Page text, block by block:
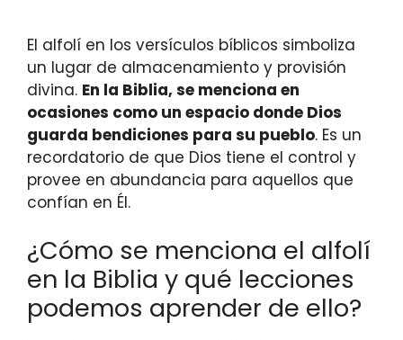
El alfolí en los versículos bíblicos simboliza
un lugar de almacenamiento y provisión
divina. En la Biblia, se menciona en
ocasiones como un espacio donde Dios
guarda bendiciones para su pueblo. Es un
recordatorio de que Dios tiene el control y
provee en abundancia para aquellos que
confían en Él.
¿Cómo se menciona el alfolí
en la Biblia y qué lecciones
podemos aprender de ello?